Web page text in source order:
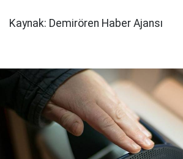
Kaynak: Demirören Haber Ajansı